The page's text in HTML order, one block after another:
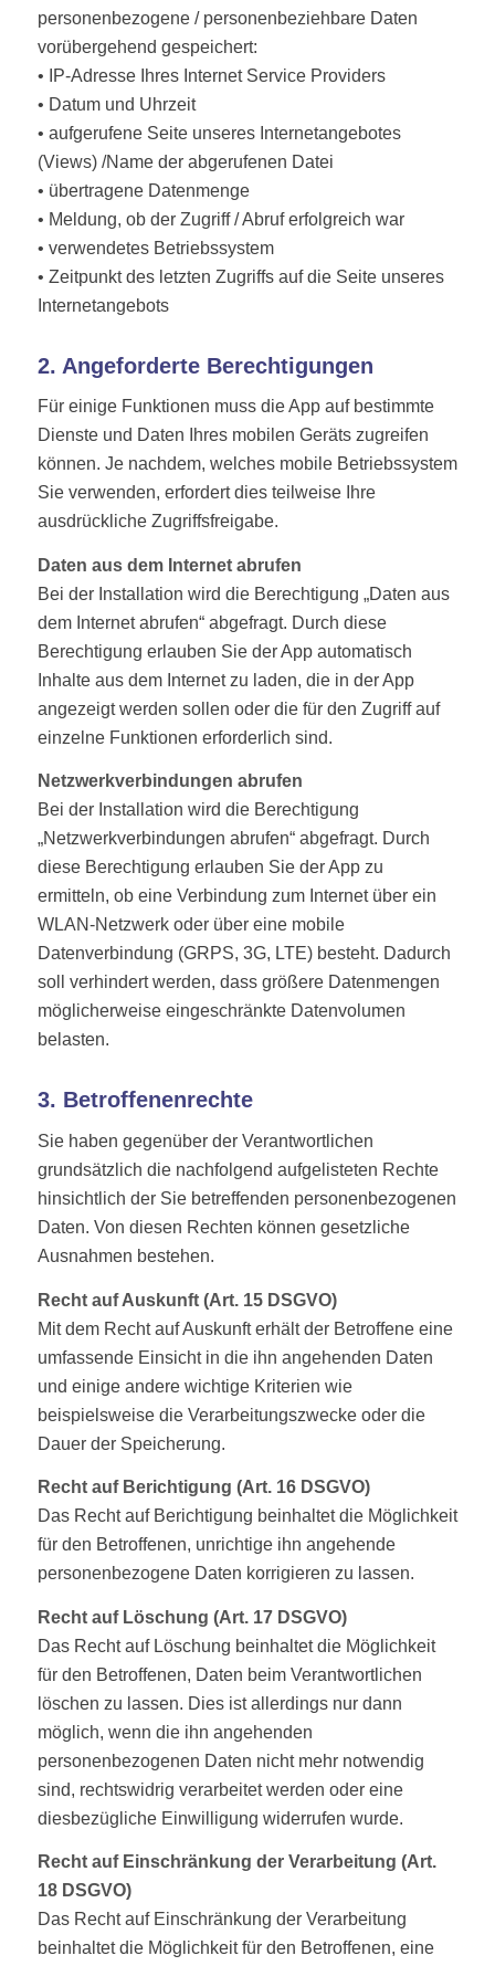
personenbezogene / personenbeziehbare Daten
vorübergehend gespeichert:
• IP-Adresse Ihres Internet Service Providers
• Datum und Uhrzeit
• aufgerufene Seite unseres Internetangebotes
(Views) /Name der abgerufenen Datei
• übertragene Datenmenge
• Meldung, ob der Zugriff / Abruf erfolgreich war
• verwendetes Betriebssystem
• Zeitpunkt des letzten Zugriffs auf die Seite unseres
Internetangebots
2. Angeforderte Berechtigungen
Für einige Funktionen muss die App auf bestimmte
Dienste und Daten Ihres mobilen Geräts zugreifen
können. Je nachdem, welches mobile Betriebssystem
Sie verwenden, erfordert dies teilweise Ihre
ausdrückliche Zugriffsfreigabe.
Daten aus dem Internet abrufen
Bei der Installation wird die Berechtigung „Daten aus
dem Internet abrufen“ abgefragt. Durch diese
Berechtigung erlauben Sie der App automatisch
Inhalte aus dem Internet zu laden, die in der App
angezeigt werden sollen oder die für den Zugriff auf
einzelne Funktionen erforderlich sind.
Netzwerkverbindungen abrufen
Bei der Installation wird die Berechtigung
„Netzwerkverbindungen abrufen“ abgefragt. Durch
diese Berechtigung erlauben Sie der App zu
ermitteln, ob eine Verbindung zum Internet über ein
WLAN-Netzwerk oder über eine mobile
Datenverbindung (GRPS, 3G, LTE) besteht. Dadurch
soll verhindert werden, dass größere Datenmengen
möglicherweise eingeschränkte Datenvolumen
belasten.
3. Betroffenenrechte
Sie haben gegenüber der Verantwortlichen
grundsätzlich die nachfolgend aufgelisteten Rechte
hinsichtlich der Sie betreffenden personenbezogenen
Daten. Von diesen Rechten können gesetzliche
Ausnahmen bestehen.
Recht auf Auskunft (Art. 15 DSGVO)
Mit dem Recht auf Auskunft erhält der Betroffene eine
umfassende Einsicht in die ihn angehenden Daten
und einige andere wichtige Kriterien wie
beispielsweise die Verarbeitungszwecke oder die
Dauer der Speicherung.
Recht auf Berichtigung (Art. 16 DSGVO)
Das Recht auf Berichtigung beinhaltet die Möglichkeit
für den Betroffenen, unrichtige ihn angehende
personenbezogene Daten korrigieren zu lassen.
Recht auf Löschung (Art. 17 DSGVO)
Das Recht auf Löschung beinhaltet die Möglichkeit
für den Betroffenen, Daten beim Verantwortlichen
löschen zu lassen. Dies ist allerdings nur dann
möglich, wenn die ihn angehenden
personenbezogenen Daten nicht mehr notwendig
sind, rechtswidrig verarbeitet werden oder eine
diesbezügliche Einwilligung widerrufen wurde.
Recht auf Einschränkung der Verarbeitung (Art.
18 DSGVO)
Das Recht auf Einschränkung der Verarbeitung
beinhaltet die Möglichkeit für den Betroffenen, eine